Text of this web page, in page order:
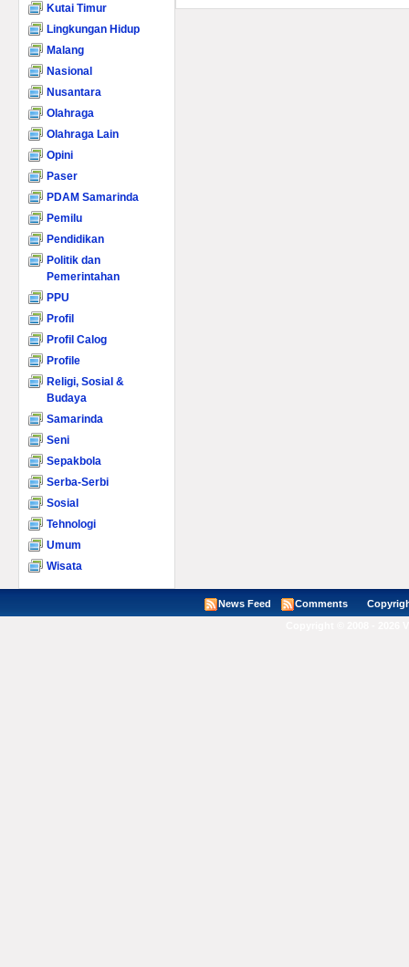
Kutai Timur
Lingkungan Hidup
Malang
Nasional
Nusantara
Olahraga
Olahraga Lain
Opini
Paser
PDAM Samarinda
Pemilu
Pendidikan
Politik dan
Pemerintahan
PPU
Profil
Profil Calog
Profile
Religi, Sosial &
Budaya
Samarinda
Seni
Sepakbola
Serba-Serbi
Sosial
Tehnologi
Umum
Wisata
News Feed Comments Copyright